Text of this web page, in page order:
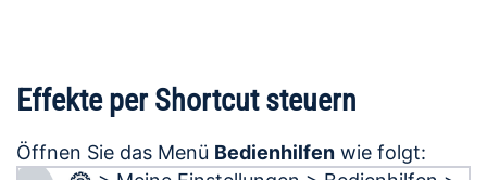
Effekte per Shortcut steuern
Öffnen Sie das Menü Bedienhilfen wie folgt: